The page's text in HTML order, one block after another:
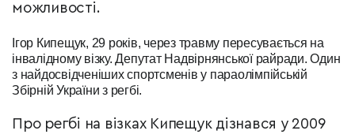
можливості.
Ігор Кипещук, 29 років, через травму пересувається на
інвалідному візку. Депутат Надвірнянської райради. Один
з найдосвідченіших спортсменів у параолімпійській
Збірній України з регбі.
Про регбі на візках Кипещук дізнався у 2009